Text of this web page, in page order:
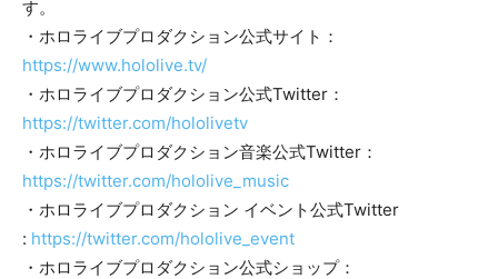
す。
・ホロライブプロダクション公式サイト：
https://www.hololive.tv/
・ホロライブプロダクション公式Twitter：
https://twitter.com/hololivetv
・ホロライブプロダクション音楽公式Twitter：
https://twitter.com/hololive_music
・ホロライブプロダクション イベント公式Twitter
: https://twitter.com/hololive_event
・ホロライブプロダクション公式ショップ：